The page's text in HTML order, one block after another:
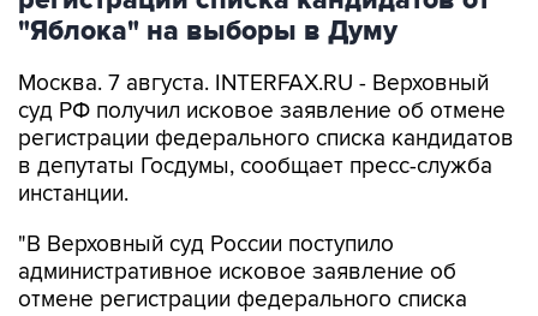
Москва. 7 августа. INTERFAX.RU - Верховный
регистрации федерального списка кандидатов
в депутаты Госдумы, сообщает пресс-служба
инстанции.
"В Верховный суд России поступило
отмене регистрации федерального списка
кандидатов в депутаты Государственной думы
девятого созыва, выдвинутого политической